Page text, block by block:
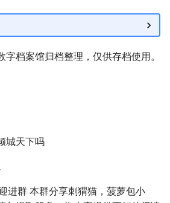
档案馆归档整理，仅供存档使用。
城天下吗
进群 本群分享刺猬猫，菠萝包小